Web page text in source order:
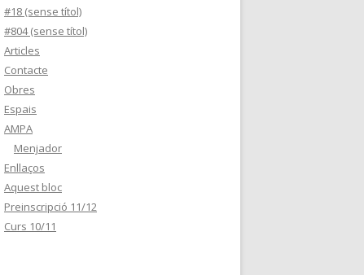
#18 (sense títol)
#804 (sense títol)
Articles
Contacte
Obres
Espais
AMPA
Menjador
Enllaços
Aquest bloc
Preinscripció 11/12
Curs 10/11